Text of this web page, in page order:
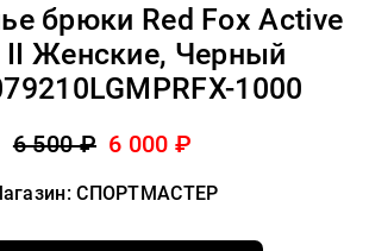
брюки Red Fox Active
II Женские, Черный
1000
6 500 ₽ 6 000 ₽
СПОРТМАСТЕР